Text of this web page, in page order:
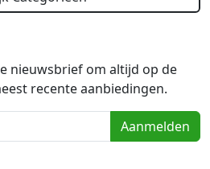
nieuwsbrief om altijd op de
recente aanbiedingen.
Aanmelden